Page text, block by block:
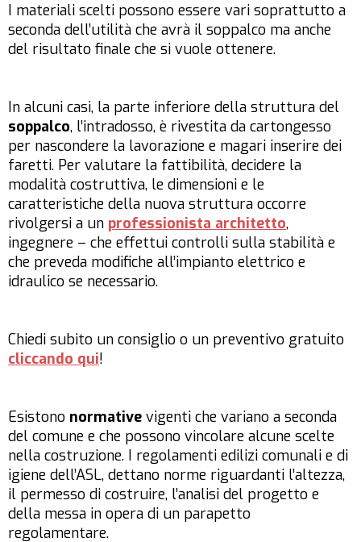
I materiali scelti possono essere vari soprattutto a
seconda dell’utilità che avrà il soppalco ma anche
del risultato finale che si vuole ottenere.
In alcuni casi, la parte inferiore della struttura del
soppalco, l’intradosso, è rivestita da cartongesso
per nascondere la lavorazione e magari inserire dei
faretti. Per valutare la fattibilità, decidere la
modalità costruttiva, le dimensioni e le
caratteristiche della nuova struttura occorre
rivolgersi a un professionista architetto,
ingegnere – che effettui controlli sulla stabilità e
che preveda modifiche all’impianto elettrico e
idraulico se necessario.
Chiedi subito un consiglio o un preventivo gratuito
cliccando qui!
Esistono normative vigenti che variano a seconda
del comune e che possono vincolare alcune scelte
nella costruzione. I regolamenti edilizi comunali e di
igiene dell’ASL, dettano norme riguardanti l’altezza,
il permesso di costruire, l’analisi del progetto e
della messa in opera di un parapetto
regolamentare.